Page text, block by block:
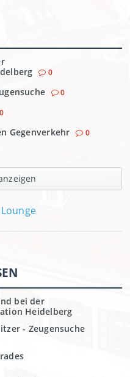
0
0
0
Gegenverkehr 0
bei der
Heidelberg
- Zeugensuche